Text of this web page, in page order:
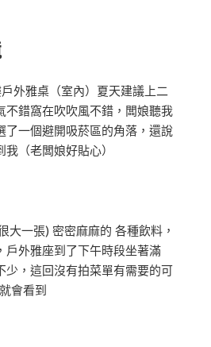
外雅桌（室內）夏天建議上二
不錯窩在吹吹風不錯，闆娘聽我
了一個避開吸菸區的角落，還說
（老闆娘好貼心）
大一張) 密密麻麻的 各種飲料，
戶外雅座到了下午時段坐著滿
少，這回沒有拍菜單有需要的可
會看到